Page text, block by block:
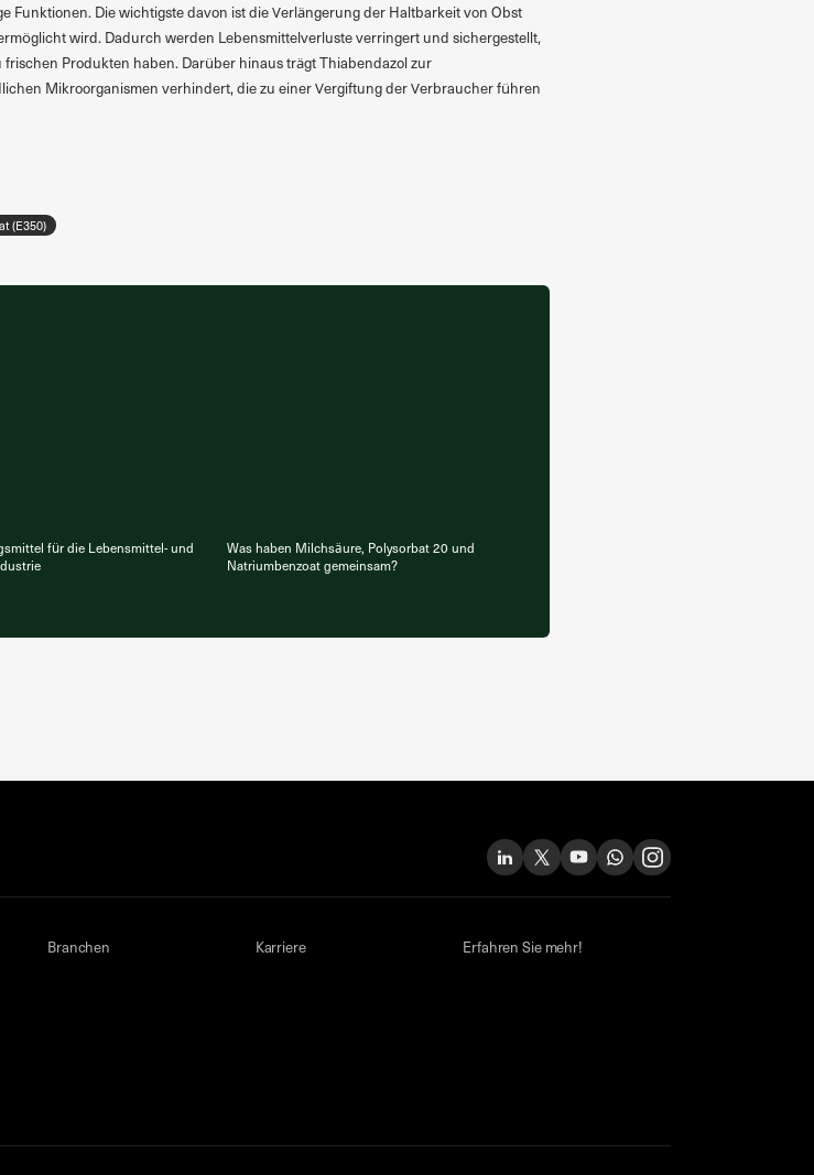
Die wichtigste davon ist die Verlängerung der Haltbarkeit von Obst
wird. Dadurch werden Lebensmittelverluste verringert und sichergestellt,
Produkten haben. Darüber hinaus trägt Thiabendazol zur
Mikroorganismen verhindert, die zu einer Vergiftung der Verbraucher führen
(E350)
für die Lebensmittel- und
Was haben Milchsäure, Polysorbat 20 und
Natriumbenzoat gemeinsam?
Branchen Karriere Erfahren Sie mehr!